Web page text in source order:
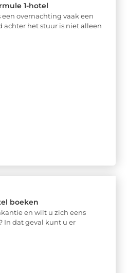
1-hotel
overnachting vaak een
achter het stuur is niet alleen
boeken
en wilt u zich eens
In dat geval kunt u er